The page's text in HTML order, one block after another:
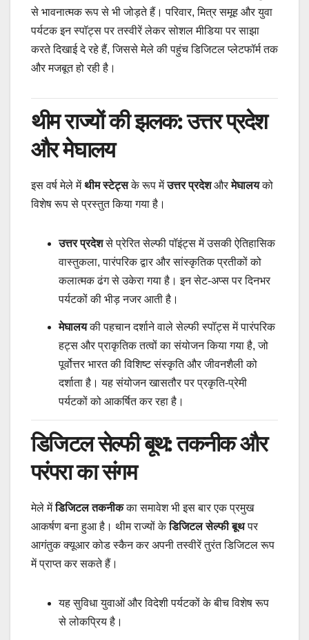
से भावनात्मक रूप से भी जोड़ते हैं। परिवार, मित्र समूह और युवा
पर्यटक इन स्पॉट्स पर तस्वीरें लेकर सोशल मीडिया पर साझा
करते दिखाई दे रहे हैं, जिससे मेले की पहुंच डिजिटल प्लेटफॉर्म तक
और मजबूत हो रही है।
थीम राज्यों की झलक: उत्तर प्रदेश
और मेघालय
इस वर्ष मेले मेंथीम स्टेट्सके रूप मेंउत्तर प्रदेशऔरमेघालयको
विशेष रूप से प्रस्तुत किया गया है।
उत्तर प्रदेशसे प्रेरित सेल्फी पॉइंट्स में उसकी ऐतिहासिक
वास्तुकला, पारंपरिक द्वार और सांस्कृतिक प्रतीकों को
कलात्मक ढंग से उकेरा गया है। इन सेट-अप्स पर दिनभर
पर्यटकों की भीड़ नजर आती है।
मेघालयकी पहचान दर्शाने वाले सेल्फी स्पॉट्स में पारंपरिक
हट्स और प्राकृतिक तत्वों का संयोजन किया गया है, जो
पूर्वोत्तर भारत की विशिष्ट संस्कृति और जीवनशैली को
दर्शाता है। यह संयोजन खासतौर पर प्रकृति-प्रेमी
पर्यटकों को आकर्षित कर रहा है।
डिजिटल सेल्फी बूथ: तकनीक और
परंपरा का संगम
मेले मेंडिजिटल तकनीकका समावेश भी इस बार एक प्रमुख
आकर्षण बना हुआ है। थीम राज्यों केडिजिटल सेल्फी बूथपर
आगंतुक क्यूआर कोड स्कैन कर अपनी तस्वीरें तुरंत डिजिटल रूप
में प्राप्त कर सकते हैं।
यह सुविधा युवाओं और विदेशी पर्यटकों के बीच विशेष रूप
से लोकप्रिय है।